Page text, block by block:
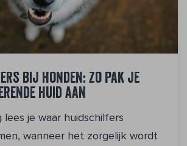
bij honden: zo pak je
huid aan
je waar huidschilfers
wanneer het zorgelijk wordt